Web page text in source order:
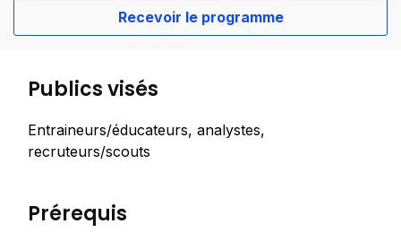
Recevoir le programme
Publics visés
Entraineurs/éducateurs, analystes,
recruteurs/scouts
Prérequis